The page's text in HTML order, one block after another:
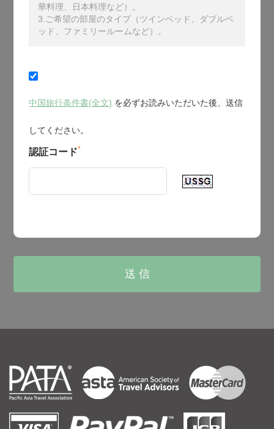
華料理、日本料理など）。
3.ご希望の部屋のタイプ（ツインベッド、ダブルベ
ッド、ファミリールームなど）。
中国旅行条件書(全文) を必ずお読みいただいた後、送信
してください。
認証コード*